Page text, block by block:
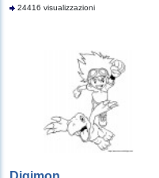
24416 visualizzazioni